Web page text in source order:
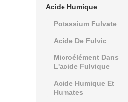
Acide Humique
Potassium Fulvate
Acide De Fulvic
Microélément Dans
L'acide Fulvique
Acide Humique Et
Humates